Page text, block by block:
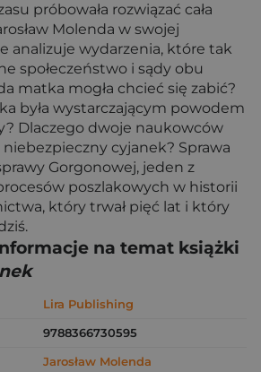
próbowała rozwiązać cała
Molenda w swojej
analizuje wydarzenia, które tak
społeczeństwo i sądy obu
matka mogła chcieć się zabić?
była wystarczającym powodem
Dlaczego dwoje naukowców
cyjanek? Sprawa
Gorgonowej, jeden z
poszlakowych w historii
który trwał pięć lat i który
na temat książki
Lira Publishing
9788366730595
Jarosław Molenda